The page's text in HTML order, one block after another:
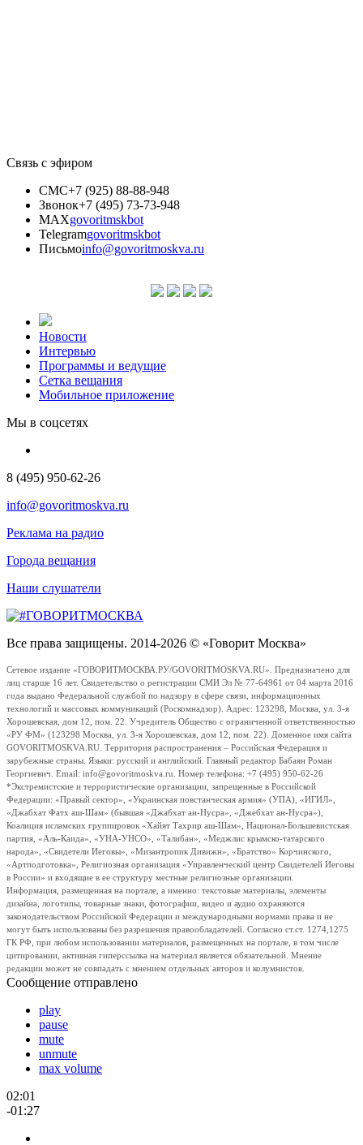
Связь с эфиром
СМС+7 (925) 88-88-948
Звонок+7 (495) 73-73-948
MAXgovoritmskbot
Telegramgovoritmskbot
Письмоinfo@govoritmoskva.ru
Новости
Интервью
Программы и ведущие
Сетка вещания
Мобильное приложение
Мы в соцсетях
8 (495) 950-62-26
info@govoritmoskva.ru
Реклама на радио
Города вещания
Наши слушатели
Все права защищены. 2014-2026 © «Говорит Москва»
Сетевое издание «ГОВОРИТМОСКВА.РУ/GOVORITMOSKVA.RU». Предназначено для
лиц старше 16 лет. Свидетельство о регистрации СМИ Эл № 77-64961 от 04 марта 2016
года выдано Федеральной службой по надзору в сфере связи, информационных
технологий и массовых коммуникаций (Роскомнадзор). Адрес: 123298, Москва, ул. 3-я
Хорошевская, дом 12, пом. 22. Учредитель Общество с ограниченной ответственностью
«РУ ФМ» (123298 Москва, ул. 3-я Хорошевская, дом 12, пом. 22). Доменное имя сайта
GOVORITMOSKVA.RU. Территория распространения – Российская Федерация и
зарубежные страны. Языки: русский и английский. Главный редактор Бабаян Роман
Георгиевич. Email: info@govoritmoskva.ru. Номер телефона: +7 (495) 950-62-26
*Экстремистские и террористические организации, запрещенные в Российской
Федерации: «Правый сектор», «Украинская повстанческая армия» (УПА), «ИГИЛ»,
«Джабхат Фатх аш-Шам» (бывшая «Джабхат ан-Нусра», «Джебхат ан-Нусра»),
Коалиция исламских группировок «Хайят Тахрир аш-Шам», Национал-Большевистская
партия, «Аль-Каида», «УНА-УНСО», «Талибан», «Меджлис крымско-татарского
народа», «Свидетели Иеговы», «Мизантропик Дивижн», «Братство» Корчинского,
«Артподготовка», Религиозная организация «Управленческий центр Свидетелей Иеговы
в России» и входящие в ее структуру местные религиозные организации.
Информация, размещенная на портале, а именно: текстовые материалы, элементы
дизайна, логотипы, товарные знаки, фотографии, видео и аудио охраняются
законодательством Российской Федерации и международными нормами права и не
могут быть использованы без разрешения правообладателей. Согласно ст.ст. 1274,1275
ГК РФ, при любом использовании материалов, размещенных на портале, в том числе
цитировании, активная гиперссылка на материал является обязательной. Мнение
редакции может не совпадать с мнением отдельных авторов и колумнистов.
Сообщение отправлено
play
pause
mute
unmute
max volume
02:01
-01:27